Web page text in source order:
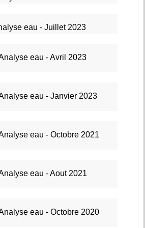
eau - Juillet 2023
eau - Avril 2023
eau - Janvier 2023
eau - Octobre 2021
eau - Aout 2021
eau - Octobre 2020